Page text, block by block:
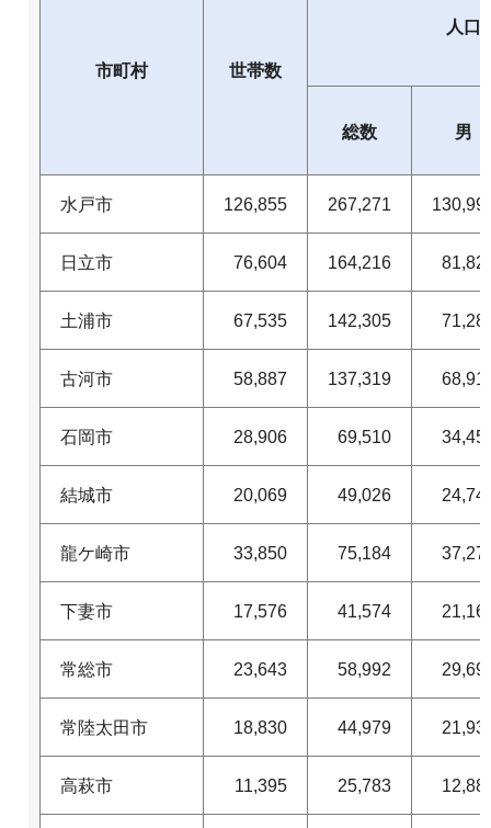
市町村 世帯数
人口
総数 男
水戸市 126,855 267,271
日立市 76,604 164,216
土浦市 67,535 142,305
古河市 58,887 137,319
石岡市 28,906 69,510
結城市 20,069 49,026
龍ケ崎市 33,850 75,184
下妻市 17,576 41,574
常総市 23,643 58,992
常陸太田市 18,830 44,979
高萩市 11,395 25,783